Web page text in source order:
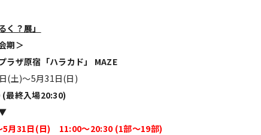
く？展」
期＞
ラザ原宿「ハラカド」 MAZE
(土)〜5月31日(日)
最終入場20:30)
5月31日(日) 11:00〜20:30 (1部〜19部)